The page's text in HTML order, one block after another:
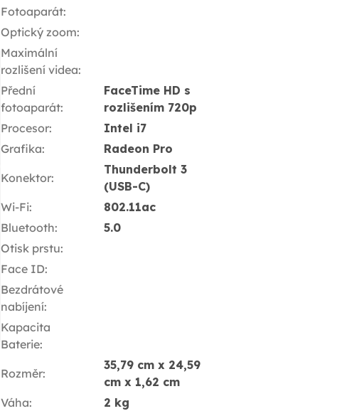
Fotoaparát:
Optický zoom:
Maximální
rozlišení videa:
Přední
fotoaparát:
FaceTime HD s
rozlišením 720p
Procesor:
Intel i7
Grafika: Radeon Pro
Konektor:
Thunderbolt 3
(USB-C)
Wi-Fi:
802.11ac
Bluetooth:
5.0
Otisk prstu:
Face ID:
Bezdrátové
nabíjení:
Kapacita
Baterie:
Rozměr:
35,79 cm x 24,59
cm x 1,62 cm
Váha:
2 kg